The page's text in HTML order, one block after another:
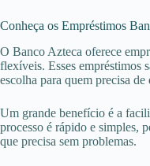
Conheça os Empréstimos
O Banco Azteca oferece
flexíveis. Esses empréstimos
escolha para quem precisa de
Um grande benefício é a
processo é rápido e simples,
que precisa sem problemas.